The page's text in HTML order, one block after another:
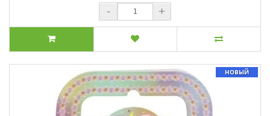
- +
НОВЫЙ